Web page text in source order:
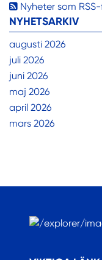
Nyheter som
NYHETSARKIV
augusti 2026
juli 2026
juni 2026
maj 2026
april 2026
mars 2026